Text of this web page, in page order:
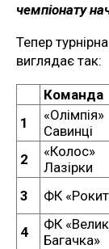
чемпіонату
Тепер
виглядає так:
Команда
1
«Олімпія»
Савинці
2
«Колос»
Лазірки
3 ФК
4
ФК
Багачка»